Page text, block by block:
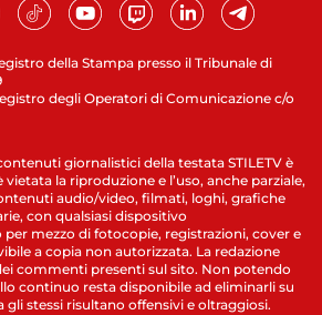
della Stampa presso il Tribunale di
degli Operatori di Comunicazione c/o
giornalistici della testata STILETV è
la riproduzione e l’uso, anche parziale,
audio/video, filmati, loghi, grafiche
con qualsiasi dispositivo
mezzo di fotocopie, registrazioni, cover e
a copia non autorizzata. La redazione
commenti presenti sul sito. Non potendo
continuo resta disponibile ad eliminarli su
gli stessi risultano offensivi e oltraggiosi.